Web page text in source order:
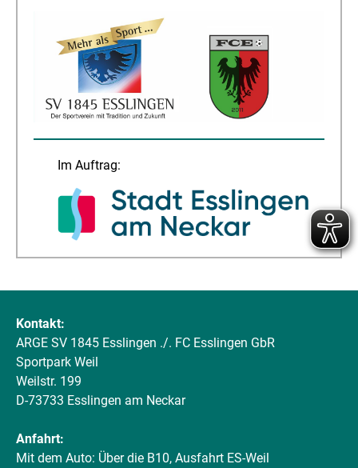
Im Auftrag:
Kontakt:
ARGE SV 1845 Esslingen ./. FC Esslingen GbR
Sportpark Weil
Weilstr. 199
D-73733 Esslingen am Neckar
Anfahrt:
Mit dem Auto: Über die B10, Ausfahrt ES-Weil